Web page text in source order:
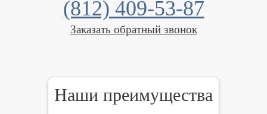
(812) 409-53-87
Заказать обратный звонок
Наши преимущества